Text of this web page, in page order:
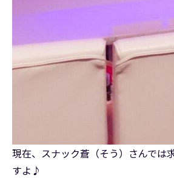
現在、スナック蒼（そう）さんでは
すよ♪